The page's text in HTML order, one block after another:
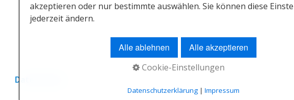
Datenschutz
akzeptieren oder nur bestimmte auswählen. Sie können diese
jederzeit ändern.
Alle ablehnen Alle akzeptieren
Cookie-Einstellungen
Datenschutzerklärung | Impressum